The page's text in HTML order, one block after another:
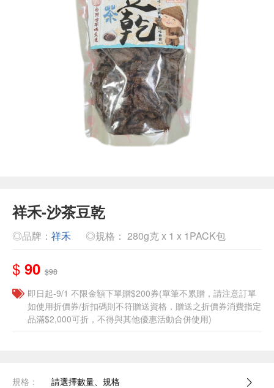
祥禾-沙茶豆乾
◎品牌： 祥禾 ◎規格： 280g克 x 1 x 1PACK包
$ 90 $98
即日起-9/1 不限金額下單贈$200券(單筆不累贈，請注意訂單
如使用折價券/折扣碼則不符贈送資格，贈送之折價券消費指定
品滿$2,000可折，不得與其他優惠活動合併使用)
規格： 請選擇數量、規格